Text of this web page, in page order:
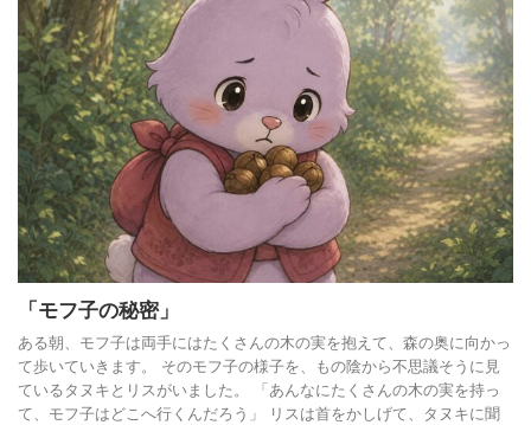
「モフ子の秘密」
ある朝、モフ子は両手にはたくさんの木の実を抱えて、森の奥に向かっ
て歩いていきます。 そのモフ子の様子を、もの陰から不思議そうに見
ているタヌキとリスがいました。 「あんなにたくさんの木の実を持っ
て、モフ子はどこへ行くんだろう」 リスは首をかしげて、タヌキに聞